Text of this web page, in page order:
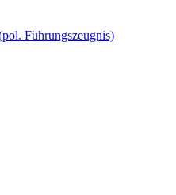
Führungszeugnis)